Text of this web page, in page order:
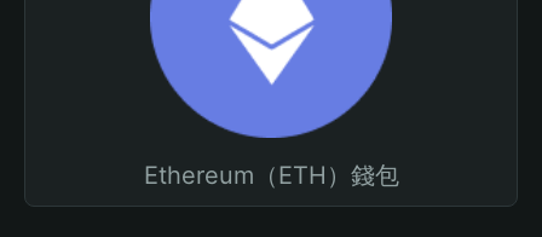
Ethereum（ETH）錢包